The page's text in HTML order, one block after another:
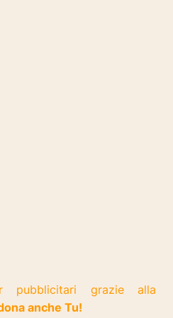
pubblicitari grazie alla
anche Tu!